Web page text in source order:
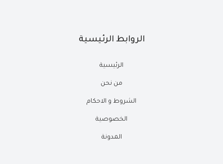
الروابط الرئيسية
الرئيسية
من نحن
الشروط و الاحكام
الخصوصية
المدونة